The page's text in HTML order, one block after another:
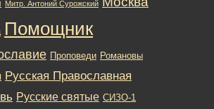
Митр. Антоний Сурожский
Помощник
Проповеди Романовы
Русская Православная
Русские святые СИЗО-1